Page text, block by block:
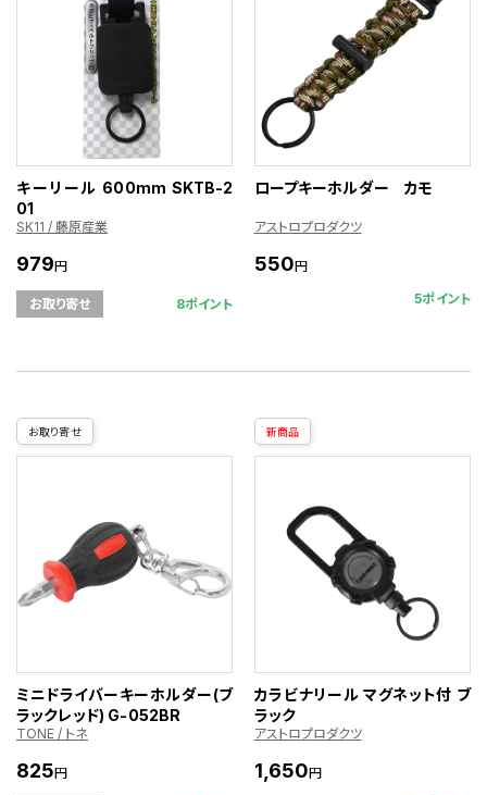
キーリール 600mm SKTB-2
01
SK11 / 藤原産業
979円
お取り寄せ 8ポイント
ロープキーホルダー カモ
アストロプロダクツ
550円
5ポイント
お取り寄せ
ミニドライバーキーホルダー(ブ
ラックレッド) G-052BR
TONE / トネ
825円
新商品
カラビナリール マグネット付 ブ
ラック
アストロプロダクツ
1,650円